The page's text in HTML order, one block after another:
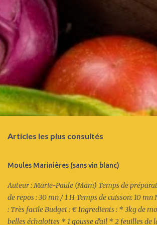
Articles les plus consultés
Moules Marinières (sans vin blanc)
Auteur : Marie-Paule (Mam) Temps de
de repos : 30 mn / 1 H Temps de cuisson: 10
: Très facile Budget : € Ingredients : * 3kg de
belles échalottes * 1 gousse d'ail * 2 feuilles de